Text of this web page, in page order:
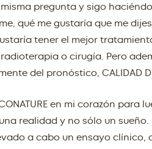
pregunta y sigo
qué me gustaría que me
tener el mejor
o cirugía. Pero
del pronóstico, CALIDAD
en mi corazón para
realidad y no sólo un
a cabo un ensayo clínico,